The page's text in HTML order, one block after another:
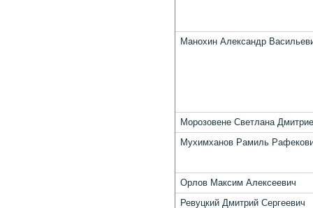
Манохин Александр
Морозовене Светлана
Мухимханов Рамиль
Орлов Максим Алексеевич
Ревуцкий Дмитрий Сергеевич